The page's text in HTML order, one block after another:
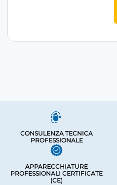
CONSULENZA TECNICA
PROFESSIONALE
APPARECCHIATURE
PROFESSIONALI CERTIFICATE
(CE)